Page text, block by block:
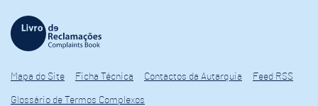
Mapa do Site Ficha Técnica Contactos da Autarquia Feed RSS
Glossário de Termos Complexos